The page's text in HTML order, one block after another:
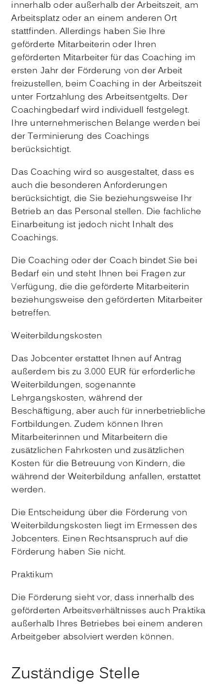
innerhalb oder außerhalb der Arbeitszeit, am
Arbeitsplatz oder an einem anderen Ort
stattfinden. Allerdings haben Sie Ihre
geförderte Mitarbeiterin oder Ihren
geförderten Mitarbeiter für das Coaching im
ersten Jahr der Förderung von der Arbeit
freizustellen, beim Coaching in der Arbeitszeit
unter Fortzahlung des Arbeitsentgelts. Der
Coachingbedarf wird individuell festgelegt.
Ihre unternehmerischen Belange werden bei
der Terminierung des Coachings
berücksichtigt.
Das Coaching wird so ausgestaltet, dass es
auch die besonderen Anforderungen
berücksichtigt, die Sie beziehungsweise Ihr
Betrieb an das Personal stellen. Die fachliche
Einarbeitung ist jedoch nicht Inhalt des
Coachings.
Die Coaching oder der Coach bindet Sie bei
Bedarf ein und steht Ihnen bei Fragen zur
Verfügung, die die geförderte Mitarbeiterin
beziehungsweise den geförderten Mitarbeiter
betreffen.
Weiterbildungskosten
Das Jobcenter erstattet Ihnen auf Antrag
außerdem bis zu 3.000 EUR für erforderliche
Weiterbildungen, sogenannte
Lehrgangskosten, während der
Beschäftigung, aber auch für innerbetriebliche
Fortbildungen. Zudem können Ihren
Mitarbeiterinnen und Mitarbeitern die
zusätzlichen Fahrkosten und zusätzlichen
Kosten für die Betreuung von Kindern, die
während der Weiterbildung anfallen, erstattet
werden.
Die Entscheidung über die Förderung von
Weiterbildungskosten liegt im Ermessen des
Jobcenters. Einen Rechtsanspruch auf die
Förderung haben Sie nicht.
Praktikum
Die Förderung sieht vor, dass innerhalb des
geförderten Arbeitsverhältnisses auch Praktika
außerhalb Ihres Betriebes bei einem anderen
Arbeitgeber absolviert werden können.
Zuständige Stelle